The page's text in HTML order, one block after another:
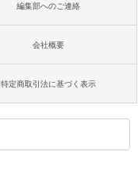
編集部へのご連絡
会社概要
特定商取引法に基づく表示